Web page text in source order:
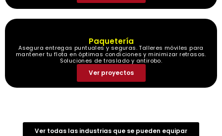
Paquetería
Asegura entregas puntuales y seguras. Talleres móviles para
mantener tu flota en óptimas condiciones y minimizar retrasos.
Soluciones de traslado y antirobo.
Ver proyectos
Ver todas las industrias que se pueden equipar